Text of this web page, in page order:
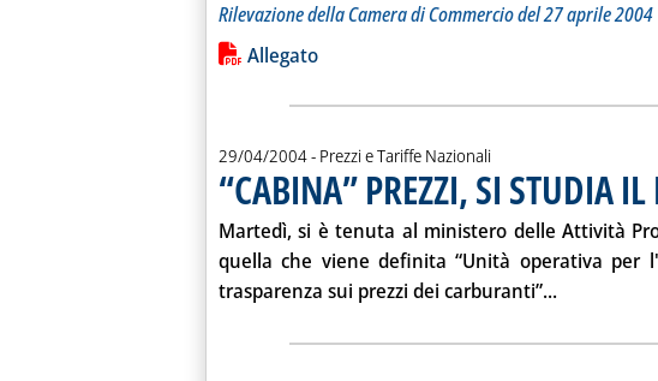
Rilevazione della Camera di Commercio del 27 aprile 2004
Leggi tutta la notizia: 'LISTINO DEI PREZZI DEL
Lista allegati PDF alla notizia
Allegato
29/04/2004- Prezzi e Tariffe Nazionali
“CABINA” PREZZI, SI STUDIA
Martedì, si è tenuta al ministero delle Attività
quella che viene definita “Unità operativa per
trasparenza sui prezzi dei carburanti”...Leggi tutta